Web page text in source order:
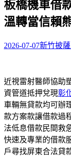
關
鍵
字:
板橋機車借
溫轉當信賴
2026-07-07新竹披
近視雷射醫師協助
資管道抵押兌現彰
車輛無貸款均可辦
款方案款讓借款過
法低息借款民間救
快速及專業的借款
戶尋找屏東合法貸